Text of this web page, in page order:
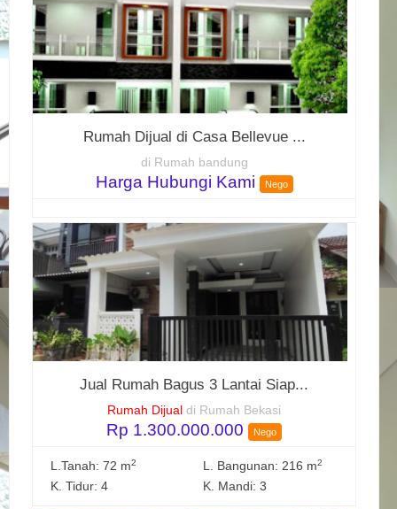
Rumah Dijual di Casa Bellevue ...
di Rumah bandung
Harga Hubungi Kami Nego
Jual Rumah Bagus 3 Lantai Siap...
Rumah Dijual di Rumah Bekasi
Rp 1.300.000.000 Nego
L.Tanah: 72 m2 L. Bangunan: 216 m2
K. Tidur: 4 K. Mandi: 3